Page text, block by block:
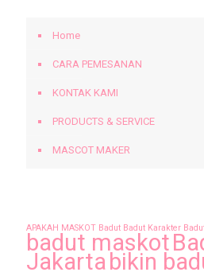
Home
CARA PEMESANAN
KONTAK KAMI
PRODUCTS & SERVICE
MASCOT MAKER
APAKAH MASKOT Badut Badut Karakter
badut maskot
Jakartabikin